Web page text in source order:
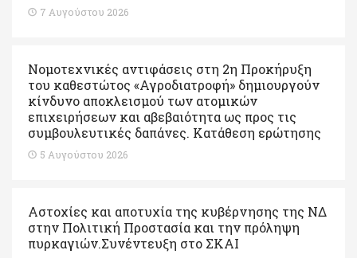
7 Αυγούστου 2026
Νομοτεχνικές αντιφάσεις στη 2η Προκήρυξη
του καθεστώτος «Αγροδιατροφή» δημιουργούν
κίνδυνο αποκλεισμού των ατομικών
επιχειρήσεων και αβεβαιότητα ως προς τις
συμβουλευτικές δαπάνες. Κατάθεση ερώτησης
5 Αυγούστου 2026
Αστοχίες και αποτυχία της κυβέρνησης της ΝΔ
στην Πολιτική Προστασία και την πρόληψη
πυρκαγιών.Συνέντευξη στο ΣΚΑΙ